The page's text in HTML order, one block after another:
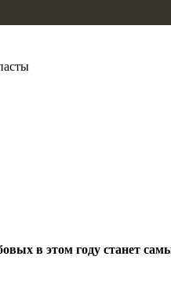
в этом году станет